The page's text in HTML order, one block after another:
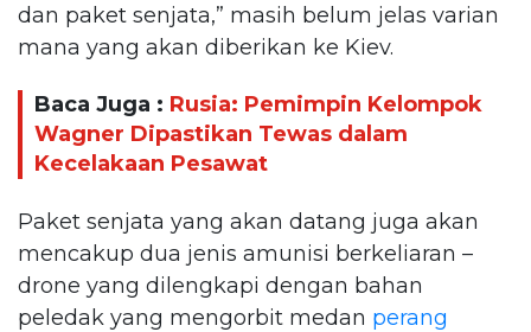
dan paket senjata,” masih belum jelas varian
mana yang akan diberikan ke Kiev.
Baca Juga : Rusia: Pemimpin Kelompok
Wagner Dipastikan Tewas dalam
Kecelakaan Pesawat
Paket senjata yang akan datang juga akan
mencakup dua jenis amunisi berkeliaran –
drone yang dilengkapi dengan bahan
peledak yang mengorbit medan perang